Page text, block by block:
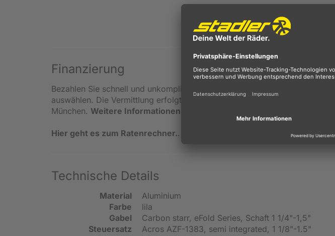
Finanzierung
Bezahlen Sie schnell und unkompliziert in kleinen Monatsraten. Einfach
auswählen. Die Vermittlung erfolgt ausschließlich für den Kreditgeber
München. Weitere Informationen zur Finanzierung
Hier geht es zum Ratenrechner..
Technische Details
Material
Aluminium
Farbe
lila
Gabel
Carbon starr, eFold Series, Schaft 1 1/4"-1,5"
Steuersatz
Acros AZF-1383, semi integrated, 1 1/8"-1.5"